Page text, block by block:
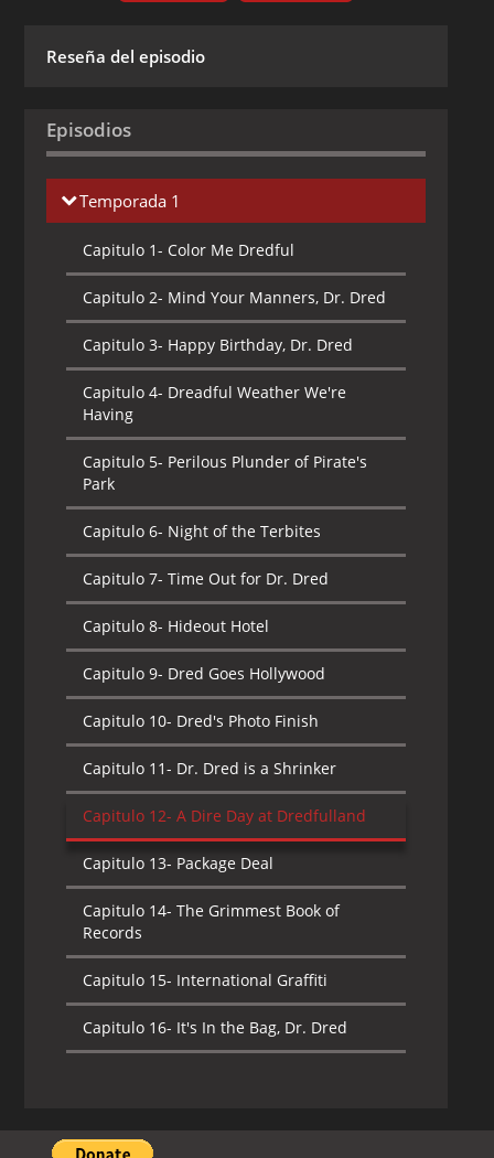
Reseña del episodio
Episodios
Temporada 1
Capitulo 1- Color Me Dredful
Capitulo 2- Mind Your Manners, Dr. Dred
Capitulo 3- Happy Birthday, Dr. Dred
Capitulo 4- Dreadful Weather We're
Having
Capitulo 5- Perilous Plunder of Pirate's
Park
Capitulo 6- Night of the Terbites
Capitulo 7- Time Out for Dr. Dred
Capitulo 8- Hideout Hotel
Capitulo 9- Dred Goes Hollywood
Capitulo 10- Dred's Photo Finish
Capitulo 11- Dr. Dred is a Shrinker
Capitulo 12- A Dire Day at Dredfulland
Capitulo 13- Package Deal
Capitulo 14- The Grimmest Book of
Records
Capitulo 15- International Graffiti
Capitulo 16- It's In the Bag, Dr. Dred